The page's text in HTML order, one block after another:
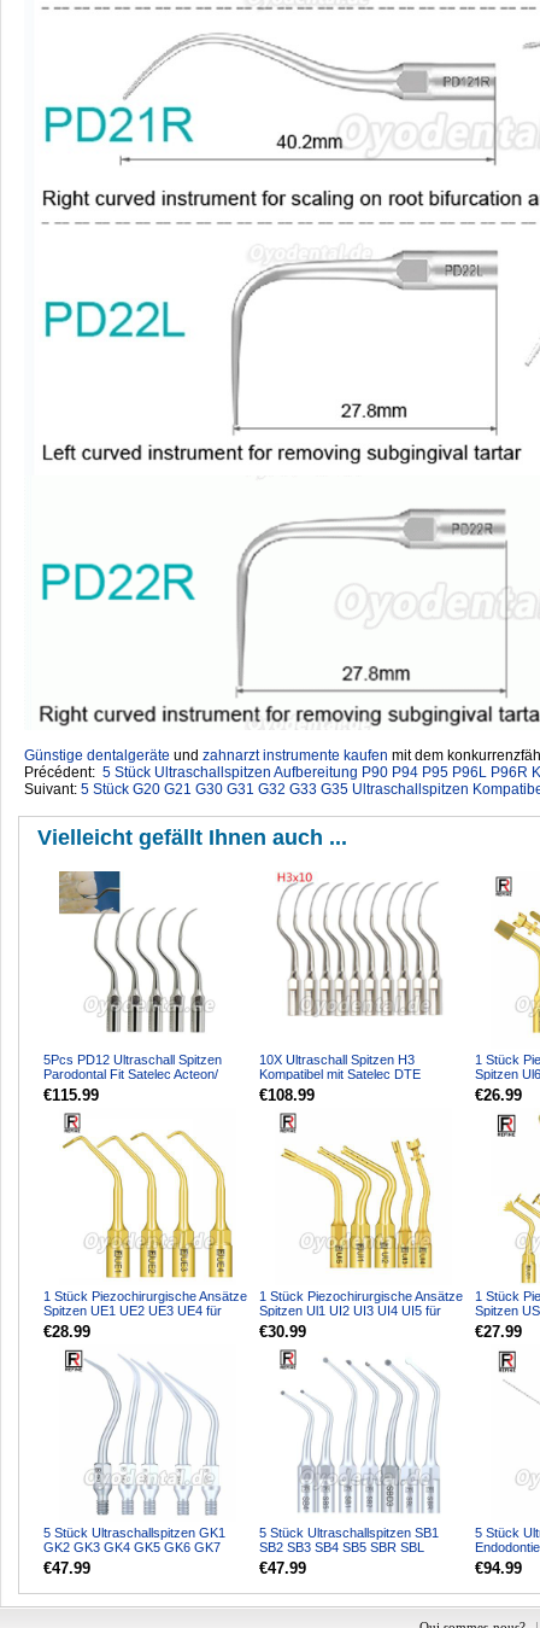
Günstige dentalgeräte ‎ und zahnarzt instrumente kaufen mit dem
Précédent: 5 Stück Ultraschallspitzen Aufbereitung P90 P94 P95 P96L P96R
Suivant: 5 Stück G20 G21 G30 G31 G32 G33 G35 Ultraschallspitzen
Vielleicht gefällt Ihnen auch ...
5Pcs PD12 Ultraschall Spitzen
Parodontal Fit Satelec Acteon/
woodpecker DTE Ultr...
€115.99
10X Ultraschall Spitzen H3
Kompatibel mit Satelec DTE
Ultraschall Handstück
€108.99
1 Stück
Spitzen
für
€26.99
1 Stück Piezochirurgische Ansätze
Spitzen UE1 UE2 UE3 UE4 für
Knochenschneiden S...
€28.99
1 Stück Piezochirurgische Ansätze
Spitzen Ul1 UI2 UI3 UI4 UI5 für
Knochenschneid...
€30.99
1 Stück
Spitzen
US3 US4
€27.99
5 Stück Ultraschallspitzen GK1
GK2 GK3 GK4 GK5 GK6 GK7
GK12 GK14 GK16 Kompatibel...
€47.99
5 Stück Ultraschallspitzen SB1
SB2 SB3 SB4 SB5 SBR SBL
Kompatibel mit REFINE EMS...
€47.99
5 Stück
mit
€94.99